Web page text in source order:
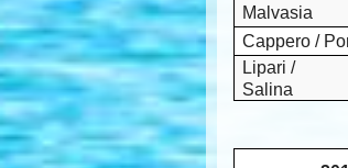
Malvasia
Cappero /
Lipari /
Salina